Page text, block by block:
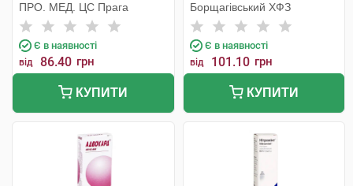
ПРО. МЕД. ЦС Прага
Є в наявності
від 86.40 грн
КУПИТИ
Борщагівський ХФЗ
Є в наявності
від 101.10 грн
КУПИТИ